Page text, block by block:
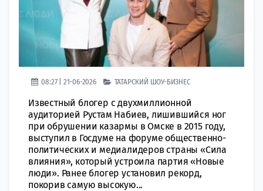
08:27 | 21-06-2026 ТАТАРСКИЙ ШОУ-БИЗНЕС
Известный блогер с двухмиллионной
аудиторией Рустам Набиев, лишившийся ног
при обрушении казармы в Омске в 2015 году,
выступил в Госдуме на форуме общественно-
политических и медиалидеров страны «Сила
влияния», который устроила партия «Новые
люди». Ранее блогер установил рекорд,
покорив самую высокую...